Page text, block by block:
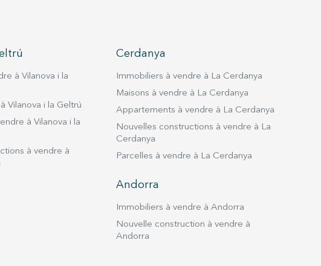
à Vilanova i la
Vilanova i la Geltrú
à Vilanova i la
à vendre à
Cerdanya
Immobiliers à vendre à La Cerdanya
Maisons à vendre à La Cerdanya
Appartements à vendre à La Cerdanya
Nouvelles constructions à vendre à La
Cerdanya
Parcelles à vendre à La Cerdanya
Andorra
Immobiliers à vendre à Andorra
Nouvelle construction à vendre à
Andorra